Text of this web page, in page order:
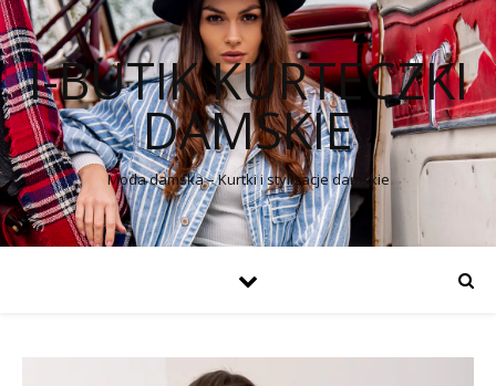
I-BUTIK KURTECZKI
DAMSKIE
Moda damska – Kurtki i stylizacje damskie